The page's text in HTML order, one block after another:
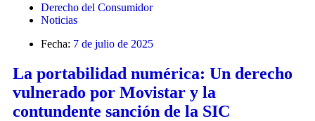
Derecho del Consumidor
Noticias
Fecha: 7 de julio de 2025
La portabilidad numérica: Un derecho
vulnerado por Movistar y la
contundente sanción de la SIC